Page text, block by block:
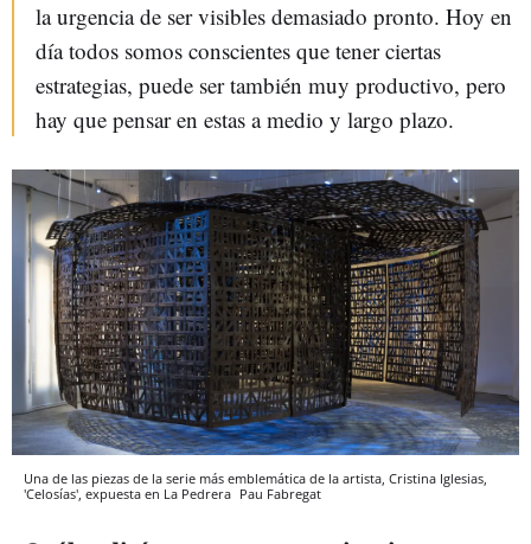
la urgencia de ser visibles demasiado pronto. Hoy en
día todos somos conscientes que tener ciertas
estrategias, puede ser también muy productivo, pero
hay que pensar en estas a medio y largo plazo.
Una de las piezas de la serie más emblemática de la artista, Cristina Iglesias,
'Celosías', expuesta en La Pedrera Pau Fabregat